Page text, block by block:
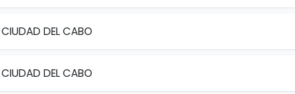
CIUDAD DEL CABO
CIUDAD DEL CABO